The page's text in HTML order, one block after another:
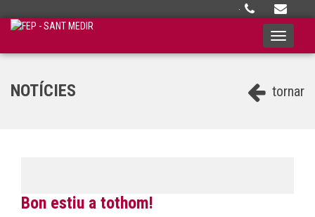
·
Toggle
tornar
NOTÍCIES
Bon estiu a tothom!